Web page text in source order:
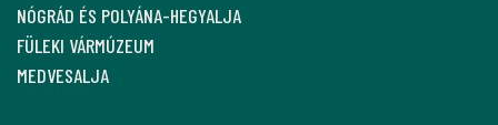
NÓGRÁD ÉS POLYÁNA-HEGYALJA
FÜLEKI VÁRMÚZEUM
MEDVESALJA